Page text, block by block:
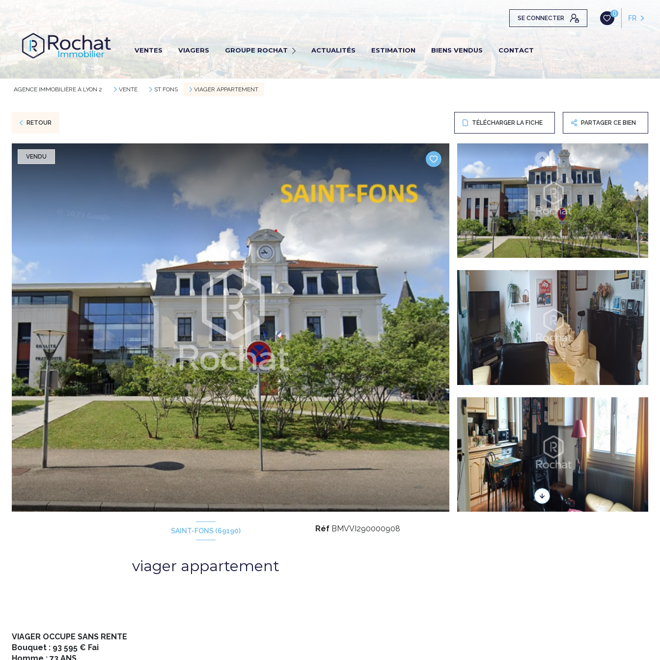
SE CONNECTER
0
FR
VENTES VIAGERS GROUPE ROCHAT
Rochat transaction
Rochat Viagers
Rochat gestion
ACTUALITÉS ESTIMATION BIENS VENDUS CONTACT
AGENCE IMMOBILIÈRE À LYON 2 VENTE ST FONS VIAGER APPARTEMENT
RETOUR TÉLÉCHARGER LA FICHE PARTAGER CE BIEN
VENDU
SAINT-FONS (69190)
viager appartement
Réf BMVVI290000908
VIAGER OCCUPE SANS RENTE
Bouquet : 93 595 € Fai